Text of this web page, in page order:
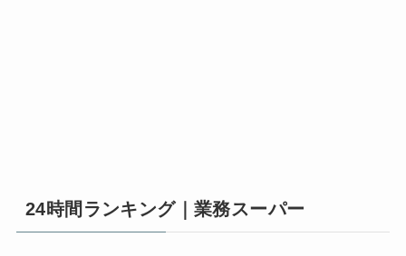
24時間ランキング｜業務スーパー